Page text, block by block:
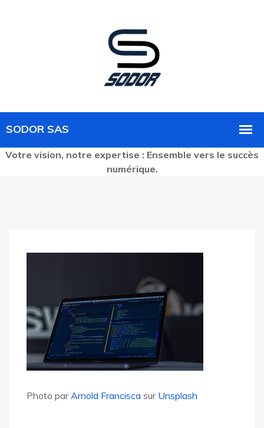
Votre vision, notre expertise : Ensemble vers le succès
numérique.
Photo parArnold Francisca sur Unsplash